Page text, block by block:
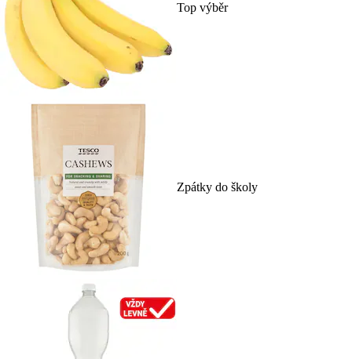
Top výběr
Zpátky do školy